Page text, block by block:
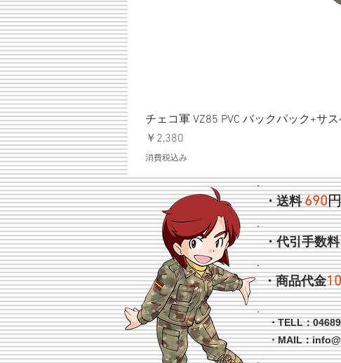
チェコ軍 VZ85 PVC バックパック+サ
価格
￥2,380
消費税込み
・送料690円
・代引手数
・商品代金1
・TELL：
・MAIL：